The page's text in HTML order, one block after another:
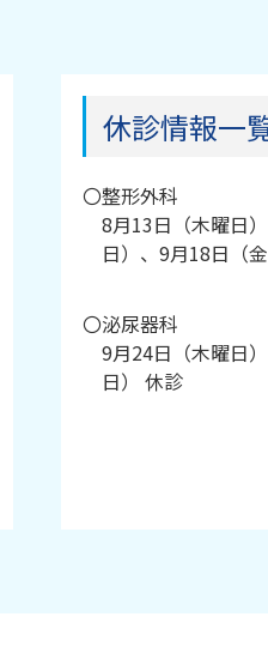
休診情報一
〇整形外科
8月13日（木曜日
日）、9月18日（
〇泌尿器科
9月24日（木曜日
日） 休診